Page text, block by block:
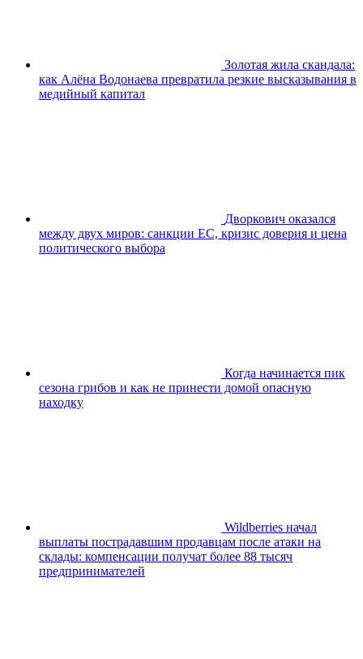
Золотая жила скандала:
как Алёна Водонаева превратила резкие высказывания в
медийный капитал
Дворкович оказался
между двух миров: санкции ЕС, кризис доверия и цена
политического выбора
Когда начинается пик
сезона грибов и как не принести домой опасную
находку
Wildberries начал
выплаты пострадавшим продавцам после атаки на
склады: компенсации получат более 88 тысяч
предпринимателей